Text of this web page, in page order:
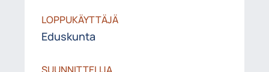
LOPPUKÄYTTÄJÄ
Eduskunta